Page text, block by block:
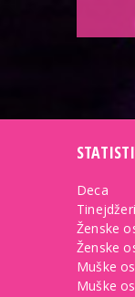
STATISTI
Deca
Tinejdžeri
Ženske
Ženske
Muške
Muške